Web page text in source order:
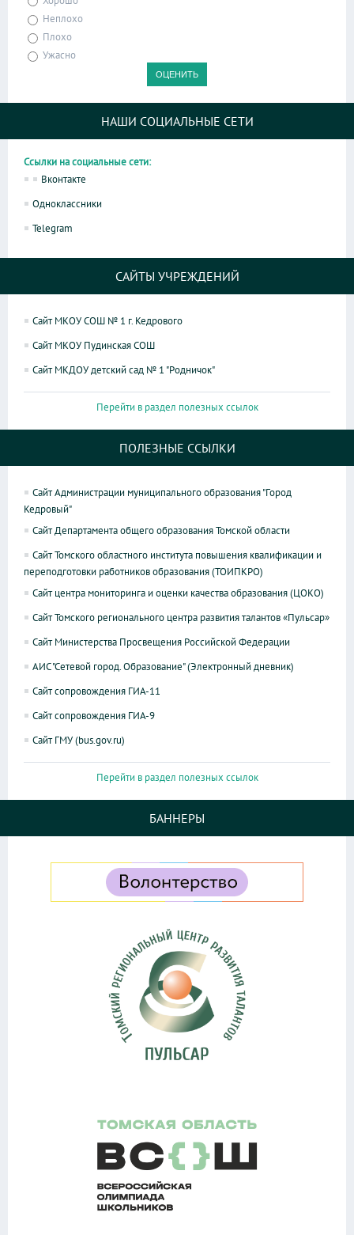
Неплохо
Плохо
Ужасно
НАШИ СОЦИАЛЬНЫЕ СЕТИ
Ссылки на социальные сети:
Вконтакте
Одноклассники
Telegram
САЙТЫ УЧРЕЖДЕНИЙ
Сайт МКОУ СОШ № 1 г. Кедрового
Сайт МКОУ Пудинская СОШ
Сайт МКДОУ детский сад № 1 "Родничок"
Перейти в раздел полезных ссылок
ПОЛЕЗНЫЕ ССЫЛКИ
Сайт Администрации муниципального образования "Город
Кедровый"
Сайт Департамента общего образования Томской области
Сайт Томского областного института повышения квалификации и
переподготовки работников образования (ТОИПКРО)
Сайт центра мониторинга и оценки качества образования (ЦОКО)
Сайт Томского регионального центра развития талантов «Пульсар»
Сайт Министерства Просвещения Российской Федерации
АИС "Сетевой город. Образование" (Электронный дневник)
Сайт сопровождения ГИА-11
Сайт сопровождения ГИА-9
Сайт ГМУ (bus.gov.ru)
Перейти в раздел полезных ссылок
БАННЕРЫ